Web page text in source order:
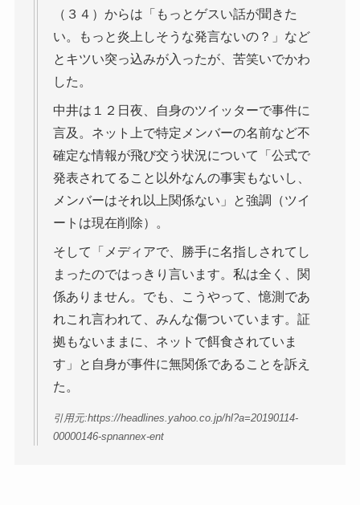
（３４）からは「もっとゲスい話が聞きた
い。もっと炎上しそうな発言ないの？」など
とキツい突っ込みが入ったが、苦笑いでかわ
した。
中井は１２日夜、自身のツイッターで事件に
言及。ネット上で特定メンバーの名前など不
確定な情報が飛び交う状況について「公式で
発表されてること以外なんの事実もないし、
メンバーはそれ以上関係ない」と強調（ツイ
ートは現在削除）。
そして「メディアで、勝手に名指しされてし
まったのではっきり言います。私は全く、関
係ありません。でも、こうやって、憶測であ
れこれ言われて、みんな傷ついています。証
拠もないままに、ネットで餌食されていま
す」と自身が事件に無関係であることを訴え
た。
引用元:https://headlines.yahoo.co.jp/hl?a=20190114-
00000146-spnannex-ent